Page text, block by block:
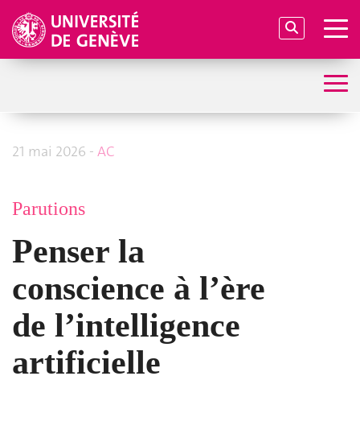
21 mai 2026 - AC
Parutions
Penser la
conscience à l’ère
de l’intelligence
artificielle